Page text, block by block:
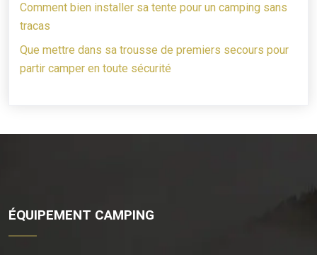
Comment bien installer sa tente pour un camping sans
tracas
Que mettre dans sa trousse de premiers secours pour
partir camper en toute sécurité
ÉQUIPEMENT CAMPING